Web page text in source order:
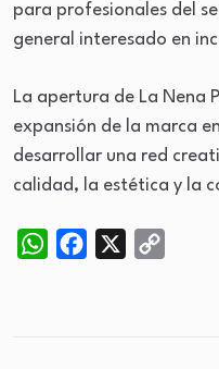
para profesionales del
general interesado en
La apertura de La Nena
expansión de la marca
desarrollar una red
calidad, la estética y la
WhatsAppFacebook